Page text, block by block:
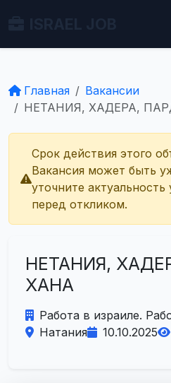
Главная
Вакансии
НЕТАНИЯ, ХАДЕРА,
Срок действия этого
Вакансия может быть
уточните актуальность
перед откликом.
НЕТАНИЯ,
ХАНА
Работа в израиле.
Натания
10.10.2025